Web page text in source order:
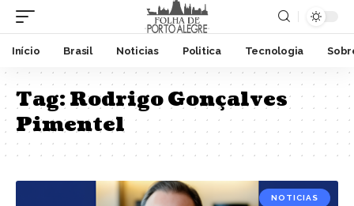
Início Brasil Noticias Politica Tecnologia
Tag:Rodrigo Gonçalves
Pimentel
NOTICIAS